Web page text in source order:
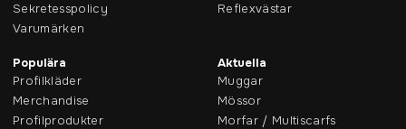
Sekretesspolicy
Varumärken
Reflexvästar
Populära
Profilkläder
Merchandise
Profilprodukter
Aktuella
Muggar
Mössor
Morfar / Multiscarfs